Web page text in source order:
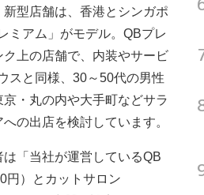
型店舗は、香港とシンガポ
ミアム」がモデル。QBプレ
上の店舗で、内装やサービ
スと同様、30～50代の男性
・丸の内や大手町などサラ
の出店を検討しています。
「当社が運営しているQB
円）とカットサロン